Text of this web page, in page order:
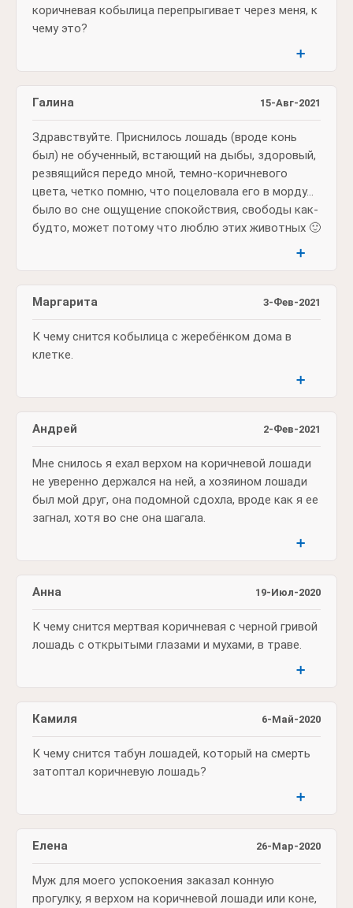
коричневая кобылица перепрыгивает через меня, к
чему это?
➕
15-Авг-2021
Галина
Здравствуйте. Приснилось лошадь (вроде конь
был) не обученный, встающий на дыбы, здоровый,
резвящийся передо мной, темно-коричневого
цвета, четко помню, что поцеловала его в морду...
было во сне ощущение спокойствия, свободы как-
будто, может потому что люблю этих животных 🙂
➕
3-Фев-2021
Маргарита
К чему снится кобылица с жеребёнком дома в
клетке.
➕
2-Фев-2021
Андрей
Мне снилось я ехал верхом на коричневой лошади
не уверенно держался на ней, а хозяином лошади
был мой друг, она подомной сдохла, вроде как я ее
загнал, хотя во сне она шагала.
➕
19-Июл-2020
Анна
К чему снится мертвая коричневая с черной гривой
лошадь с открытыми глазами и мухами, в траве.
➕
6-Май-2020
Камиля
К чему снится табун лошадей, который на смерть
затоптал коричневую лошадь?
➕
26-Мар-2020
Елена
Муж для моего успокоения заказал конную
прогулку, я верхом на коричневой лошади или коне,